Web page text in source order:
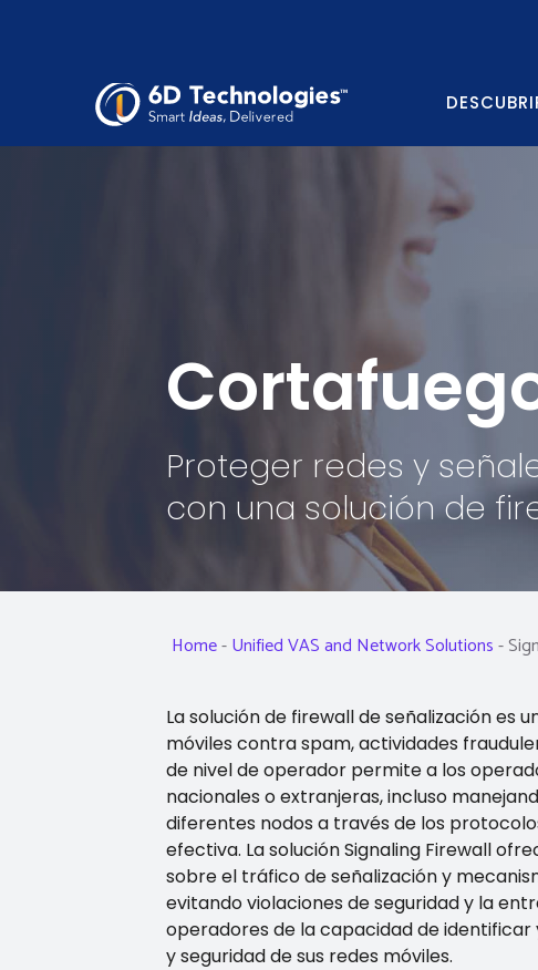
Proteger redes y
con una solución de
Home-Unified VAS and Network Solutions-
La solución de firewall de señalización es
móviles contra spam, actividades
de nivel de operador permite a los
nacionales o extranjeras, incluso
diferentes nodos a través de los
efectiva. La solución Signaling Firewall
sobre el tráfico de señalización y
evitando violaciones de seguridad y la
operadores de la capacidad de
y seguridad de sus redes móviles.